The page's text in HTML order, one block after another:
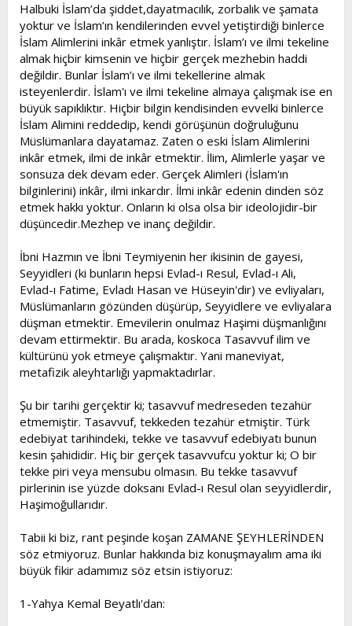
Halbuki İslam’da şiddet,dayatmacılık, zorbalık ve şamata
yoktur ve İslam’ın kendilerinden evvel yetiştirdiği binlerce
İslam Alimlerini inkâr etmek yanlıştır. İslam’ı ve ilmi tekeline
almak hiçbir kimsenin ve hiçbir gerçek mezhebin haddi
değildir. Bunlar İslam’ı ve ilmi tekellerine almak
isteyenlerdir. İslam'ı ve ilmi tekeline almaya çalışmak ise en
büyük sapıklıktır. Hiçbir bilgin kendisinden evvelki binlerce
İslam Alimini reddedip, kendi görüşünün doğruluğunu
Müslümanlara dayatamaz. Zaten o eski İslam Alimlerini
inkâr etmek, ilmi de inkâr etmektir. İlim, Alimlerle yaşar ve
sonsuza dek devam eder. Gerçek Alimleri (İslam'ın
bilginlerini) inkâr, ilmi inkardır. İlmi inkâr edenin dinden söz
etmek hakkı yoktur. Onların ki olsa olsa bir ideolojidir-bir
düşüncedir.Mezhep ve inanç değildir.
İbni Hazmın ve İbni Teymiyenin her ikisinin de gayesi,
Seyyidleri (ki bunların hepsi Evlad-ı Resul, Evlad-ı Ali,
Evlad-ı Fatime, Evladı Hasan ve Hüseyin'dir) ve evliyaları,
Müslümanların gözünden düşürüp, Seyyidlere ve evliyalara
düşman etmektir. Emevilerin onulmaz Haşimi düşmanlığını
devam ettirmektir. Bu arada, koskoca Tasavvuf ilim ve
kültürünü yok etmeye çalışmaktır. Yani maneviyat,
metafizik aleyhtarlığı yapmaktadırlar.
Şu bir tarihi gerçektir ki; tasavvuf medreseden tezahür
etmemiştir. Tasavvuf, tekkeden tezahür etmiştir. Türk
edebiyat tarihindeki, tekke ve tasavvuf edebiyatı bunun
kesin şahididir. Hiç bir gerçek tasavvufcu yoktur ki; O bir
tekke piri veya mensubu olmasın. Bu tekke tasavvuf
pirlerinin ise yüzde doksanı Evlad-ı Resul olan seyyidlerdir,
Haşimoğullarıdır.
Tabii ki biz, rant peşinde koşan ZAMANE ŞEYHLERİNDEN
söz etmiyoruz. Bunlar hakkında biz konuşmayalım ama iki
büyük fikir adamımız söz etsin istiyoruz:
1-Yahya Kemal Beyatlı'dan: